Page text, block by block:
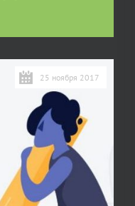
25 ноября 2017